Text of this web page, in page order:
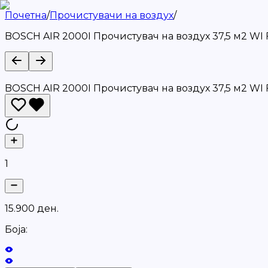
Почетна/Прочистувачи на воздух/
BOSCH AIR 2000I Прочистувач на воздух 37,5 м2 WI
BOSCH AIR 2000I Прочистувач на воздух 37,5 м2 WI
1
15.900 ден.
Боја: